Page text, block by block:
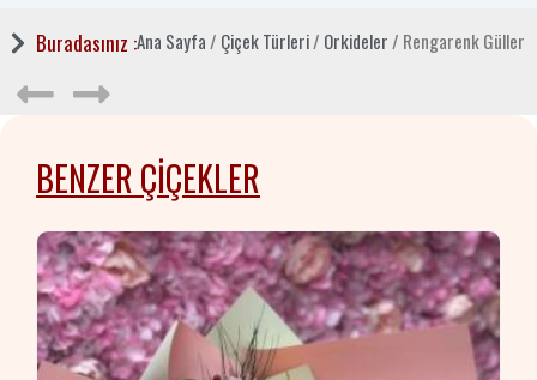
Buradasınız :Ana Sayfa / Çiçek Türleri/ Orkideler / Rengarenk Güller
BENZER ÇIÇEKLER